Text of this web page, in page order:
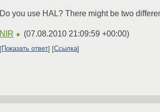
Do you use HAL? There might be two
NIR ★ (07.08.2010 21:09:59 +00:00)
Показать ответ Ссылка